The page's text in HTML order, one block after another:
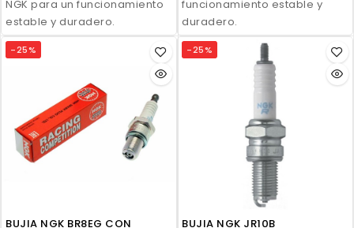
NGK para un funcionamiento
estable y duradero.
funcionamiento estable y
duradero.
-25%
BUJIA NGK BR8EG CON
-25%
BUJIA NGK JR10B